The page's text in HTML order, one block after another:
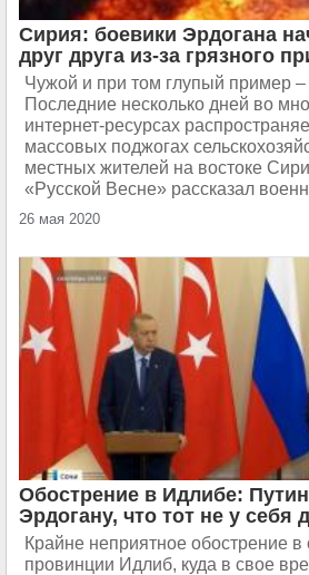
Сирия: боевики Эрдогана
друг друга из-за грязного
Чужой и при том глупый пример –
Последние несколько дней во
интернет-ресурсах
массовых поджогах
местных жителей на востоке
«Русской Весне» рассказал
26 мая 2020
Обострение в Идлибе:
Эрдогану, что тот не у себя
Крайне неприятное обострение в
провинции Идлиб, куда в свое